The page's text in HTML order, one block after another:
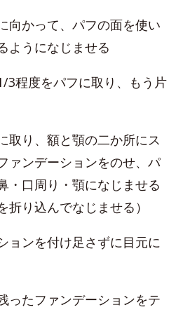
かって、パフの面を使い
ようになじませる
程度をパフに取り、もう片
り、額と顎の二か所にス
ァンデーションをのせ、パ
・口周り・顎になじませる
折り込んでなじませる）
ンを付け足さずに目元に
ったファンデーションをテ